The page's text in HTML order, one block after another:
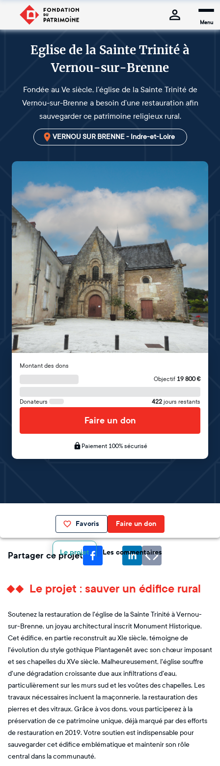
Menu
Eglise de la Sainte Trinité à
Vernou-sur-Brenne
Fondée au Ve siècle, l’église de la Sainte Trinité de
Vernou-sur-Brenne a besoin d’une restauration afin
sauvegarder ce patrimoine religieux rural.
VERNOU SUR BRENNE - Indre-et-Loire
Montant des dons
Objectif 19 800€
Donateurs 422 jours restants
Faire un don
Paiement 100% sécurisé
Favoris Faire un don
Le projet Les commentaires
Partager ce projet
Le projet : sauver un édifice rural
Soutenez la restauration de l'église de la Sainte Trinité à Vernou-
sur-Brenne, un joyau architectural inscrit Monument Historique.
Cet édifice, en partie reconstruit au XIe siècle, témoigne de
l'évolution du style gothique Plantagenêt avec son chœur imposant
et ses chapelles du XVe siècle. Malheureusement, l'église souffre
d'une dégradation croissante due aux infiltrations d'eau,
particulièrement sur les murs sud et les voûtes des chapelles. Les
travaux nécessaires incluent la maçonnerie, la restauration des
pierres et des vitraux. Grâce à vos dons, vous participerez à la
préservation de ce patrimoine unique, déjà marqué par des efforts
de restauration en 2019. Votre soutien est indispensable pour
sauvegarder cet édifice emblématique et maintenir son rôle
central dans la communauté.